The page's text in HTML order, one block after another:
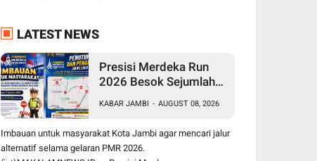
LATEST NEWS
Presisi Merdeka Run
2026 Besok Sejumlah
Ditutup, Polda Jambi
Imbau Masyarakat
Gunakan Jalur Alternatif
KABAR JAMBI - AUGUST 08, 2026
Imbauan untuk masyarakat Kota Jambi agar mencari jalur
alternatif selama gelaran PMR 2026.